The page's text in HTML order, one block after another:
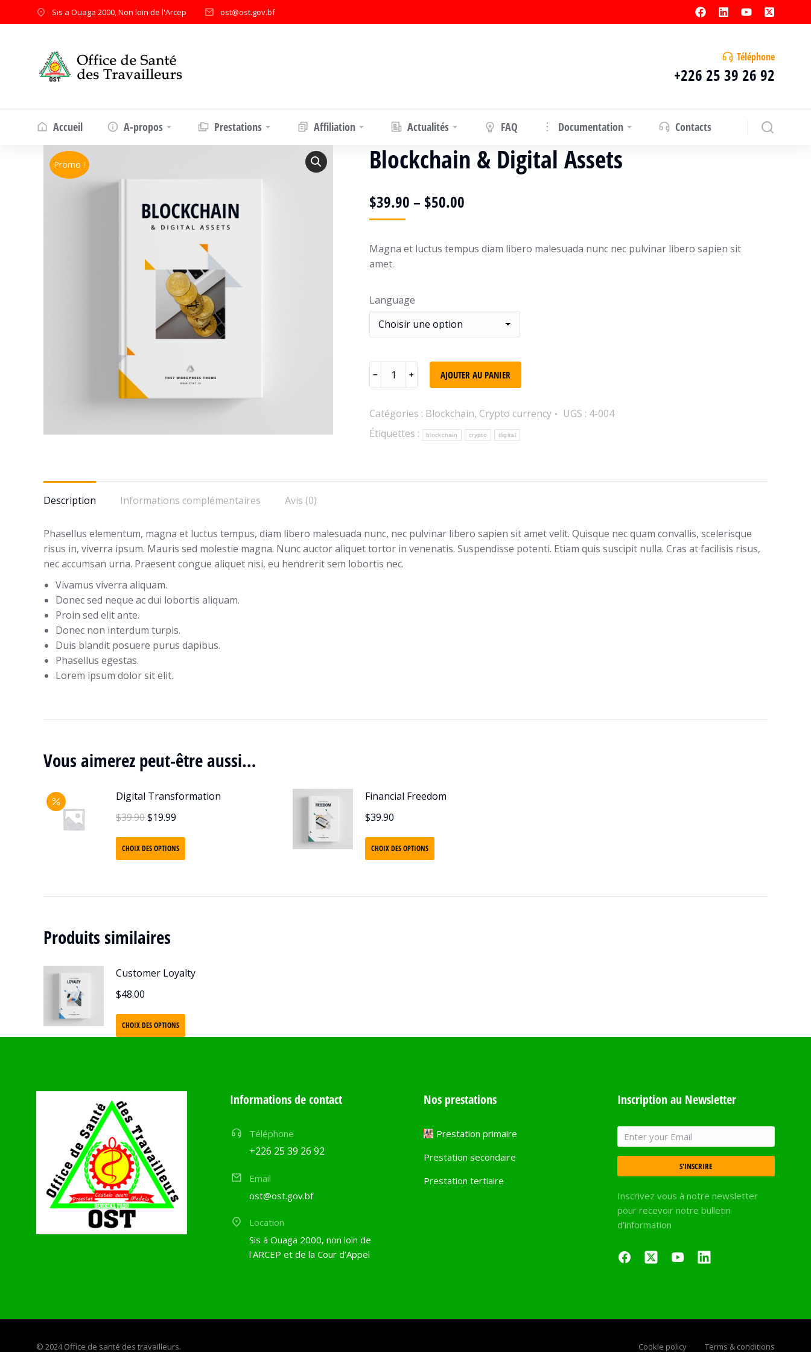
Sis a Ouaga 2000, Non loin de l'Arcep ost@ost.gov.bf
Téléphone
+226 25 39 26 92
Accueil A-propos Prestations Affiliation Actualités FAQ Documentation Contacts
Promo ! Blockchain & Digital Assets
$39.90 – $50.00
Magna et luctus tempus diam libero malesuada nunc nec pulvinar libero sapien sit
amet.
Language
﹣ ﹢ AJOUTER AU PANIER
Catégories : Blockchain, Crypto currency UGS : 4-004
Étiquettes :
blockchain crypto digital
Description Informations complémentaires Avis (0)
Phasellus elementum, magna et luctus tempus, diam libero malesuada nunc, nec pulvinar libero sapien sit amet velit. Quisque nec quam convallis, scelerisque
risus in, viverra ipsum. Mauris sed molestie magna. Nunc auctor aliquet tortor in venenatis. Suspendisse potenti. Etiam quis suscipit nulla. Cras at facilisis risus,
nec accumsan urna. Praesent congue aliquet nisi, eu hendrerit sem lobortis nec.
Vivamus viverra aliquam.
Donec sed neque ac dui lobortis aliquam.
Proin sed elit ante.
Donec non interdum turpis.
Duis blandit posuere purus dapibus.
Phasellus egestas.
Lorem ipsum dolor sit elit.
Vous aimerez peut-être aussi…
Digital Transformation
$39.90$19.99
CHOIX DES OPTIONS
Financial Freedom
$39.90
CHOIX DES OPTIONS
Produits similaires
Customer Loyalty
$48.00
CHOIX DES OPTIONS
Informations de contact
Téléphone
+226 25 39 26 92
Email
ost@ost.gov.bf
Location
Sis à Ouaga 2000, non loin de
l'ARCEP et de la Cour d’Appel
Nos prestations
Prestation primaire
Prestation secondaire
Prestation tertiaire
Inscription au Newsletter
S'INSCRIRE
Inscrivez vous à notre newsletter
pour recevoir notre bulletin
d’information
© 2024 Office de santé des travailleurs. Cookie policy Terms & conditions